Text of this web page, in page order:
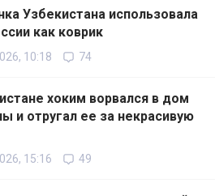
Узбекистана использовала
как коврик
10:18 74
хоким ворвался в дом
и отругал ее за некрасивую
15:16 49